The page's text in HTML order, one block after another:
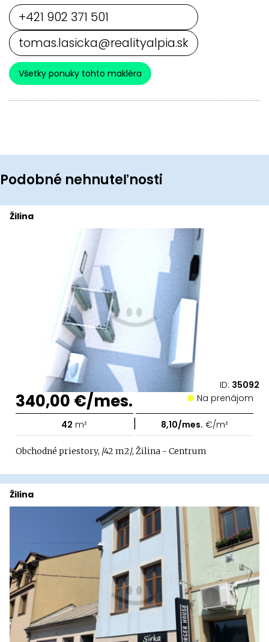
+421 902 371 501
tomas.lasicka@realityalpia.sk
Všetky ponuky tohto makléra
Podobné nehnuteľnosti
ID: 35092
Žilina
340,00 €/mes. Na prenájom
42 m² | 8,10/mes. €/m²
Obchodné priestory, /42 m2/, Žilina - Centrum
Žilina